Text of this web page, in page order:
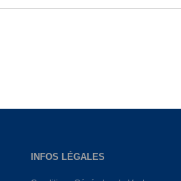
INFOS LÉGALES